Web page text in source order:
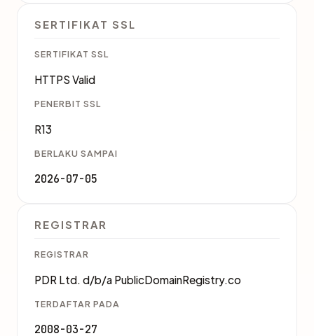
SERTIFIKAT SSL
SERTIFIKAT SSL
HTTPS Valid
PENERBIT SSL
R13
BERLAKU SAMPAI
2026-07-05
REGISTRAR
REGISTRAR
PDR Ltd. d/b/a PublicDomainRegistry.co
TERDAFTAR PADA
2008-03-27